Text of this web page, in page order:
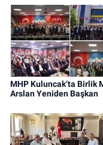
MHP Kuluncak’ta Birlik
Arslan Yeniden Başkan